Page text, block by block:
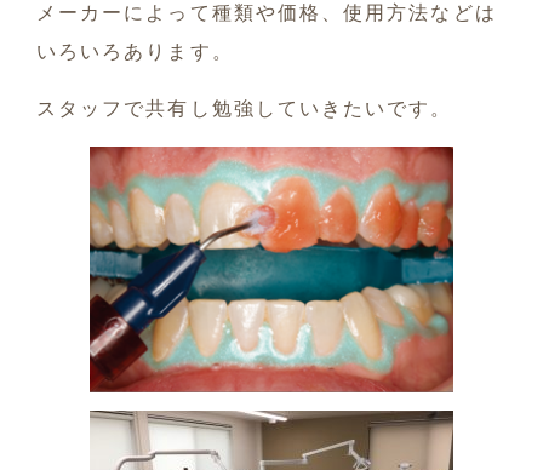
メーカーによって種類や価格、使用方法などは
いろいろあります。
スタッフで共有し勉強していきたいです。